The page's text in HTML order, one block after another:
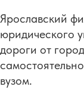
Ярославский
юридического
дороги от
вузом.